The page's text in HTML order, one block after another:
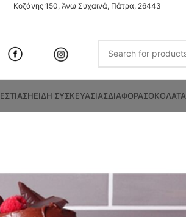
Κοζάνης 150, Άνω Συχαινά, Πάτρα, 26443
ΕΣΤΙΑΣΗΕΙΔΗ ΣΥΣΚΕΥΑΣΙΑΣΔΙΑΦΟΡΑΣΟΚΟΛΑΤΑ